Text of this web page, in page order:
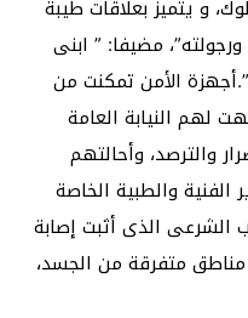
و يتميز بعلاقات طيبة
مضيفا: ” ابنى
الأمن تمكنت من
لهم النيابة العامة
والترصد، وأحالتهم
الفنية والطبية الخاصة
الشرعى الذى أثبت إصابة
فى مناطق متفرقة من الجسد،